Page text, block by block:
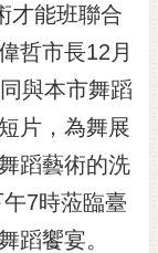
才能班聯合
哲市長12月
與本市舞蹈
片，為舞展
蹈藝術的洗
7時蒞臨臺
蹈饗宴。